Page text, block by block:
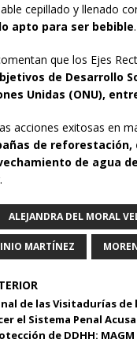
cepillado y llenado
apto para ser bebible.
que los Ejes
de Desarrollo
Unidas (ONU),
acciones exitosas en
de
de agua
ALEJANDRA DEL MORAL
MARTÍNEZ
de las Visitadurías de
el Sistema Penal
de DDHH: MAGM